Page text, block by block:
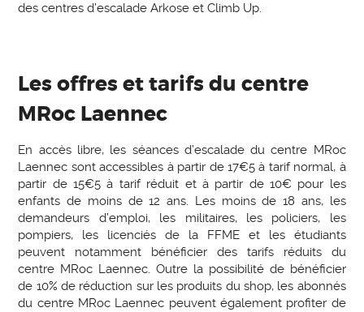
des centres d’escalade Arkose et Climb Up.
Les offres et tarifs du centre
MRoc Laennec
En accès libre, les séances d’escalade du centre MRoc
Laennec sont accessibles à partir de 17€5 à tarif normal, à
partir de 15€5 à tarif réduit et à partir de 10€ pour les
enfants de moins de 12 ans. Les moins de 18 ans, les
demandeurs d’emploi, les militaires, les policiers, les
pompiers, les licenciés de la FFME et les étudiants
peuvent notamment bénéficier des tarifs réduits du
centre MRoc Laennec. Outre la possibilité de bénéficier
de 10% de réduction sur les produits du shop, les abonnés
du centre MRoc Laennec peuvent également profiter de